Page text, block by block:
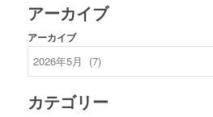
アーカイブ
アーカイブ
カテゴリー